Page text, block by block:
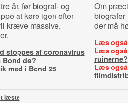
år, før biograf- og
at køre igen efter
kræve massive,
stoppes af coronavirus
Bond dø?
med i Bond 25
Om
der må
Læs
Læs
ruinerne?
Læs
læste